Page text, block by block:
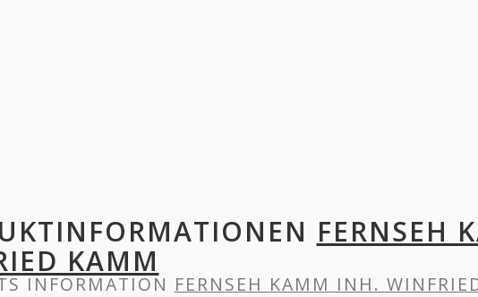
FERNSEH
KAMM
INFORMATION FERNSEH KAMM INH.